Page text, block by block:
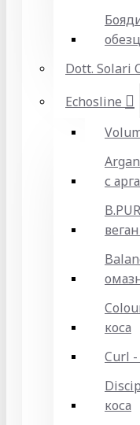
Dott. Solari
Echosline
с
коса
Curl -
коса